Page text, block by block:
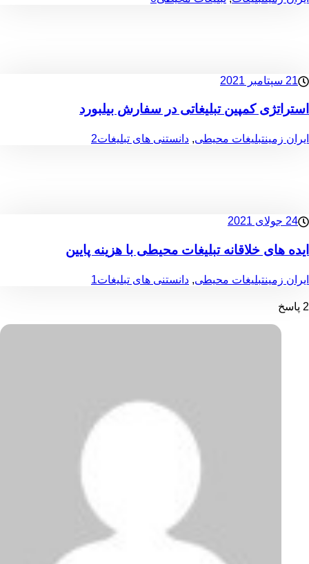
21 سپتامبر 2021
استراتژی کمپین تبلیغاتی در سفارش بیلبورد
ایران زمینتبلیغات محیطی, دانستنی های تبلیغات2
24 جولای 2021
ایده های خلاقانه تبلیغات محیطی با هزینه پایین
ایران زمینتبلیغات محیطی, دانستنی های تبلیغات1
2 پاسخ